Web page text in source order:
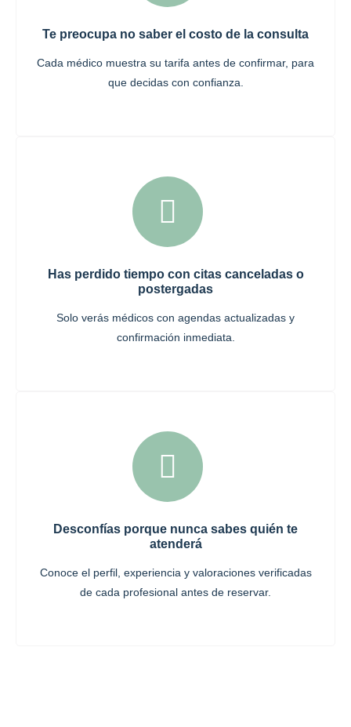
Te preocupa no saber el costo de la consulta
Cada médico muestra su tarifa antes de confirmar, para
que decidas con confianza.
Has perdido tiempo con citas canceladas o
postergadas
Solo verás médicos con agendas actualizadas y
confirmación inmediata.
Desconfías porque nunca sabes quién te
atenderá
Conoce el perfil, experiencia y valoraciones verificadas
de cada profesional antes de reservar.